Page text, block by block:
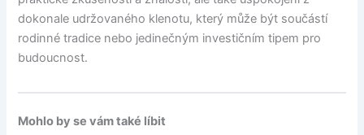
dokonale udržovaného klenotu, který může být součástí
rodinné tradice nebo jedinečným investičním tipem pro
budoucnost.
Mohlo by se vám také líbit